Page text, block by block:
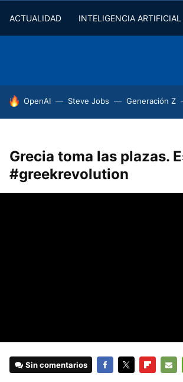
ACTUALIDAD INTELIGENCIA ARTIFICIAL
HOY SE HABLA DE
OpenAI Steve Jobs Generación Z
Grecia toma las plazas.
#greekrevolution
Sin comentarios